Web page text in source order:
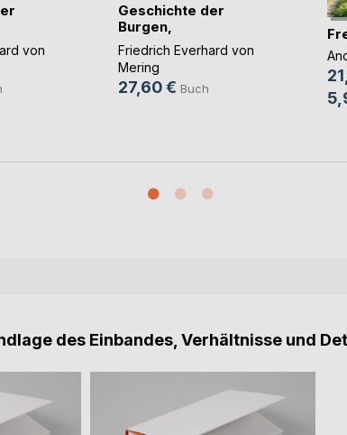
von
Geschichte der
Burgen,
Rittergüter(...)
Friedrich Everhard von
Mering
27,60 € Buch
des Einbandes, Verhältnisse und